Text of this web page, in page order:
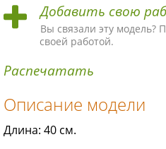
ма
ма ма ма ма!
Добавить свою
Вы связали эту модель?
своей работой.
Распечатать
Описание модели
Длина: 40 см.